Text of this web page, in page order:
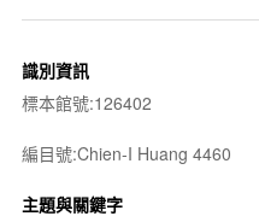
識別資訊
標本館號:126402
編目號:Chien-I Huang 4460
主題與關鍵字